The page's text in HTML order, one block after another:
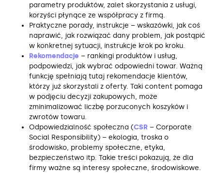
parametry produktów, zalet skorzystania z usługi,
korzyści płynące ze współpracy z firmą.
Praktyczne porady, instrukcje – wskazówki, jak coś
naprawić, jak rozwiązać dany problem, jak postąpić
w konkretnej sytuacji, instrukcje krok po kroku.
Rekomendacje – rankingi produktów i usług,
podpowiedzi, jak wybrać odpowiedni towar. Ważną
funkcję spełniają tutaj rekomendacje klientów,
którzy już skorzystali z oferty. Taki content pomaga
w podjęciu decyzji zakupowych, może
zminimalizować liczbę porzuconych koszyków i
zwrotów towaru.
Odpowiedzialność społeczna (CSR – Corporate
Social Responsibility) – ekologia, troska o
środowisko, problemy społeczne, etyka,
bezpieczeństwo itp. Takie treści pokazują, że dla
firmy ważne są interesy społeczne, środowiskowe.